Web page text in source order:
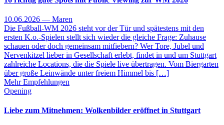
10.06.2026 — Maren
Die Fußball-WM 2026 steht vor der Tür und spätestens mit den
ersten K.o.-Spielen stellt sich wieder die gleiche Frage: Zuhause
schauen oder doch gemeinsam mitfiebern? Wer Tore, Jubel und
Nervenkitzel lieber in Gesellschaft erlebt, findet in und um Stuttgart
zahlreiche Locations, die die Spiele live übertragen. Vom Biergarten
über große Leinwände unter freiem Himmel bis […]
Mehr Empfehlungen
Opening
Liebe zum Mitnehmen: Wolkenbilder eröffnet in Stuttgart